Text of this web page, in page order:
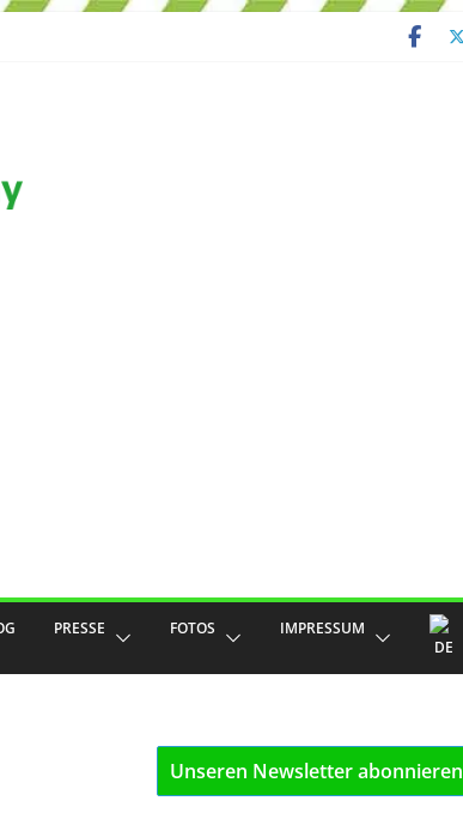
PRESSE FOTOS IMPRESSUM
Unseren Newsletter abonnieren